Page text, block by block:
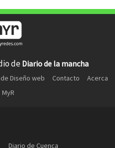
de Diario de la mancha
Diseño web Contacto
Acerca
Diario de Cuenca